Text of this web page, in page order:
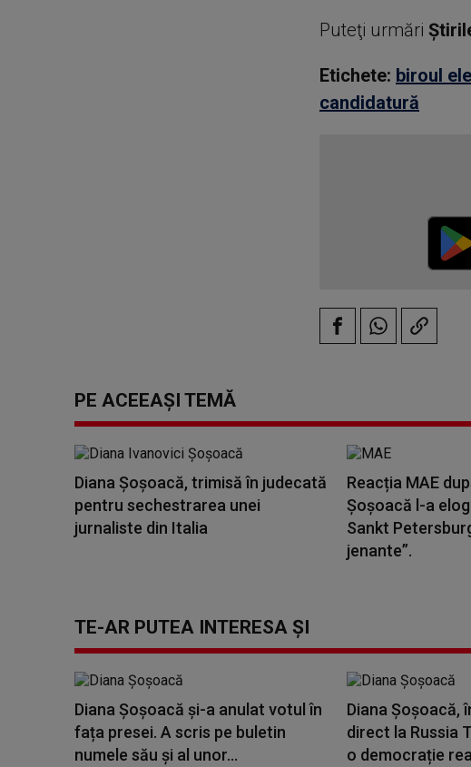
Puteţi urmări
Etichete: biroul
candidatură
PE ACEEAȘI TEMĂ
Diana Şoşoacă, trimisă în judecată
pentru sechestrarea unei
jurnaliste din Italia
Reacția MAE
Șoșoacă l-a
Sankt
jenante”.
TE-AR PUTEA INTERESA ȘI
Diana Șoșoacă și-a anulat votul în
fața presei. A scris pe buletin
numele său și al unor...
Diana Șoșoacă,
direct la Russia
o democrație